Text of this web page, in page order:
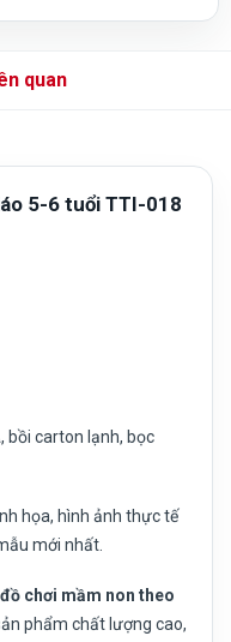
quan
5-6 tuổi TTI-018
bồi carton lạnh, bọc
họa, hình ảnh thực tế
mới nhất.
đồ chơi mầm non theo
phẩm chất lượng cao,